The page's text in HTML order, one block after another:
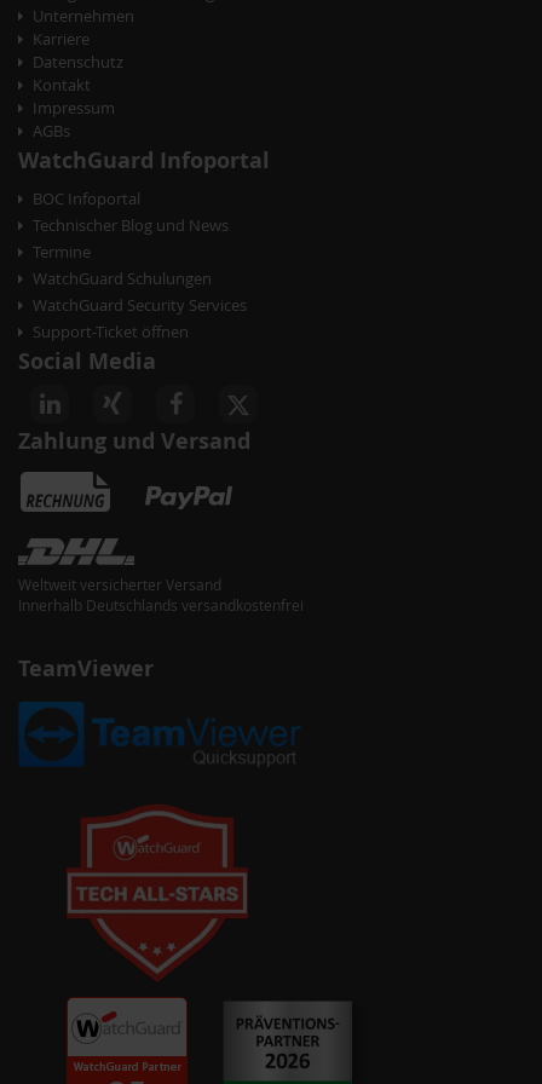
Unternehmen
Karriere
Datenschutz
Kontakt
Impressum
AGBs
WatchGuard Infoportal
BOC Infoportal
Technischer Blog und News
Termine
WatchGuard Schulungen
WatchGuard Security Services
Support-Ticket öffnen
Social Media
Zahlung und Versand
Weltweit versicherter Versand
Innerhalb Deutschlands versandkostenfrei
TeamViewer